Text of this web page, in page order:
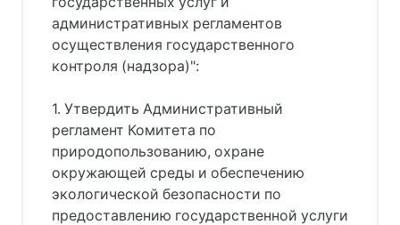
административных регламентов
осуществления государственного
контроля (надзора)":
1. Утвердить Административный
регламент Комитета по
природопользованию, охране
окружающей среды и обеспечению
экологической безопасности по
предоставлению государственной услуги